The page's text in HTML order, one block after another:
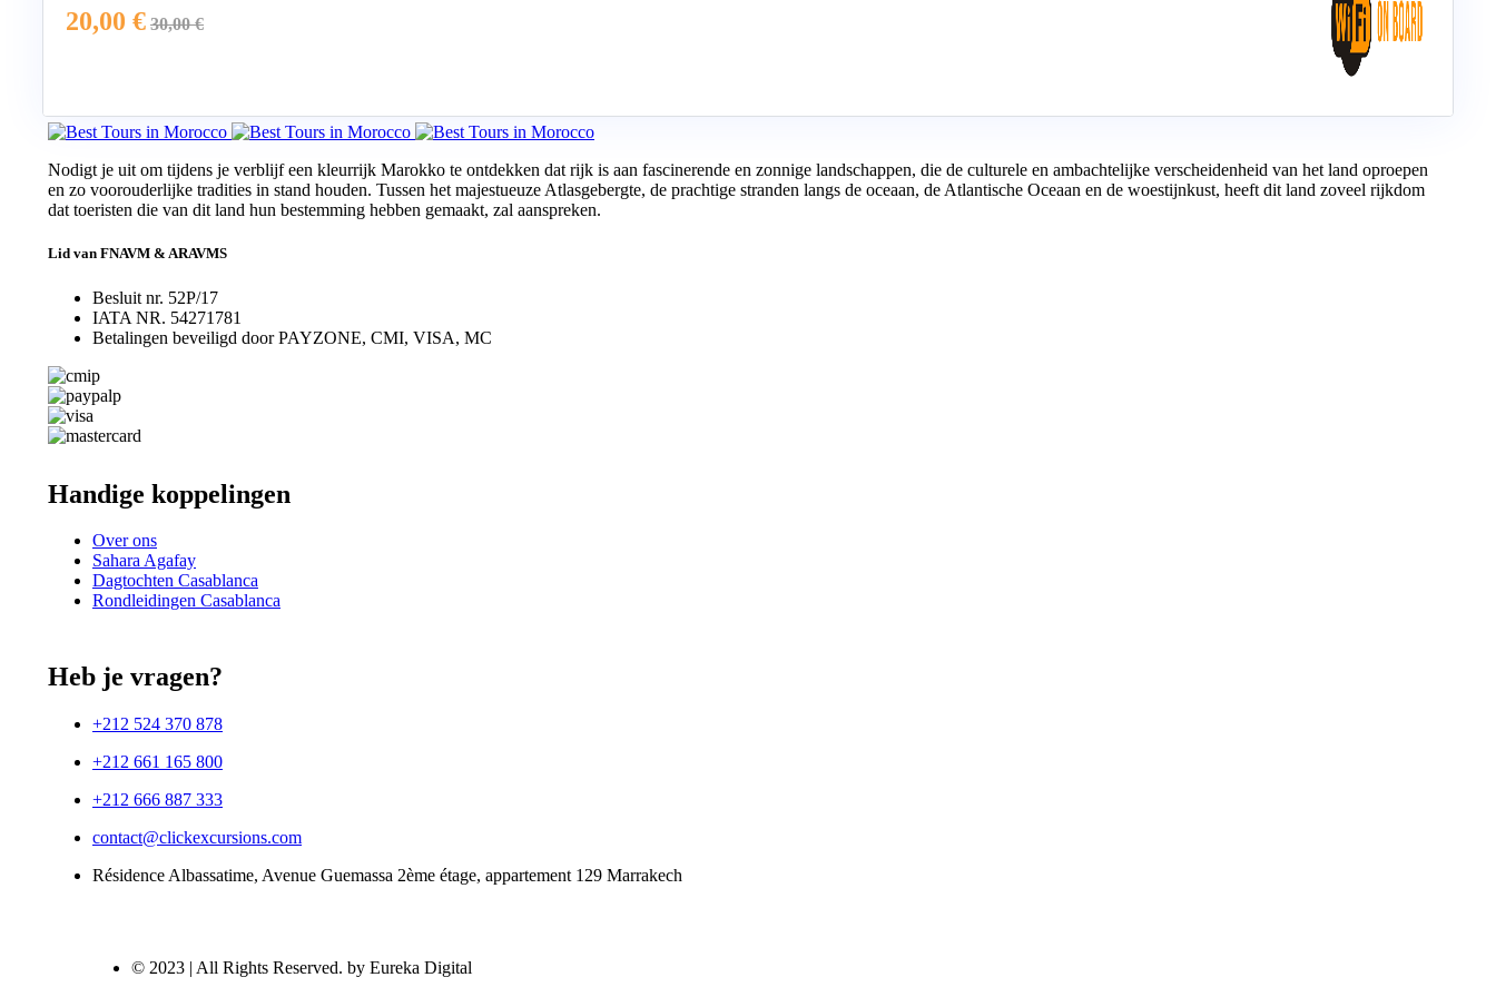
20,00 € 30,00€
Nodigt je uit om tijdens je verblijf een kleurrijk Marokko te ontdekken dat rijk is aan fascinerende en zonnige landschappen, die de culturele en ambachtelijke verscheidenheid van het land oproepen
en zo voorouderlijke tradities in stand houden. Tussen het majestueuze Atlasgebergte, de prachtige stranden langs de oceaan, de Atlantische Oceaan en de woestijnkust, heeft dit land zoveel rijkdom
dat toeristen die van dit land hun bestemming hebben gemaakt, zal aanspreken.
Lid van FNAVM & ARAVMS
Besluit nr. 52P/17
IATA NR. 54271781
Betalingen beveiligd door PAYZONE, CMI, VISA, MC
Handige koppelingen
Over ons
Sahara Agafay
Dagtochten Casablanca
Rondleidingen Casablanca
Heb je vragen?
+212 524 370 878
+212 661 165 800
+212 666 887 333
contact@clickexcursions.com
Résidence Albassatime, Avenue Guemassa 2ème étage, appartement 129 Marrakech
© 2023 | All Rights Reserved. by Eureka Digital